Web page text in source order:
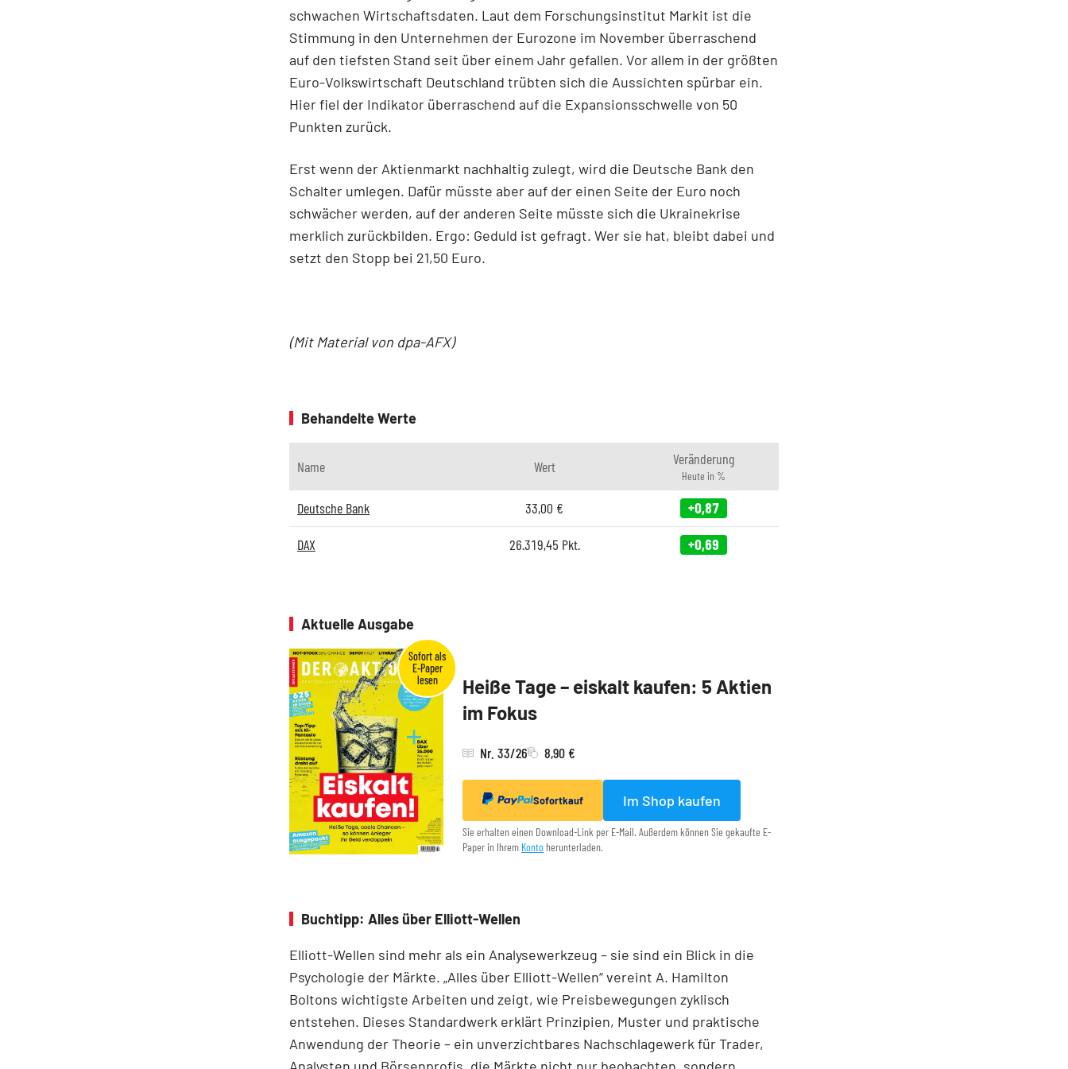
schwachen Wirtschaftsdaten. Laut dem Forschungsinstitut Markit ist die
Stimmung in den Unternehmen der Eurozone im November überraschend
auf den tiefsten Stand seit über einem Jahr gefallen. Vor allem in der größten
Euro-Volkswirtschaft Deutschland trübten sich die Aussichten spürbar ein.
Hier fiel der Indikator überraschend auf die Expansionsschwelle von 50
Punkten zurück.
Erst wenn der Aktienmarkt nachhaltig zulegt, wird die Deutsche Bank den
Schalter umlegen. Dafür müsste aber auf der einen Seite der Euro noch
schwächer werden, auf der anderen Seite müsste sich die Ukrainekrise
merklich zurückbilden. Ergo: Geduld ist gefragt. Wer sie hat, bleibt dabei und
setzt den Stopp bei 21,50 Euro.
(Mit Material von dpa-AFX)
Behandelte Werte
Name Wert Veränderung
Heute in %
Deutsche Bank 33,00 € +0,87
DAX 26.319,45 Pkt. +0,69
Aktuelle Ausgabe
Heiße Tage – eiskalt kaufen: 5 Aktien
im Fokus
Nr. 33/26 8,90 €
Sofortkauf Im Shop kaufen
Sie erhalten einen Download-Link per E-Mail. Außerdem können Sie gekaufte E-
Paper in Ihrem Konto herunterladen.
Buchtipp: Alles über Elliott-Wellen
Elliott-Wellen sind mehr als ein Analysewerkzeug – sie sind ein Blick in die
Psychologie der Märkte. „Alles über Elliott-Wellen“ vereint A. Hamilton
Boltons wichtigste Arbeiten und zeigt, wie Preisbewegungen zyklisch
entstehen. Dieses Standardwerk erklärt Prinzipien, Muster und praktische
Anwendung der Theorie – ein unverzichtbares Nachschlagewerk für Trader,